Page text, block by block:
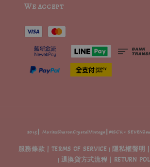
We accept
2015┃ MoritaSharonCrystalVintage┃MSCV.×
服務條款 | TERMS OF SERVICE 隱私權聲明 |
退換貨方式流程 | RETURN